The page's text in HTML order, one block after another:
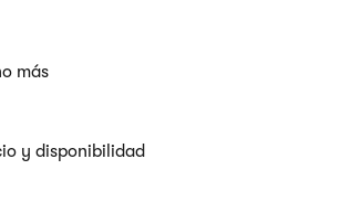
más
y disponibilidad